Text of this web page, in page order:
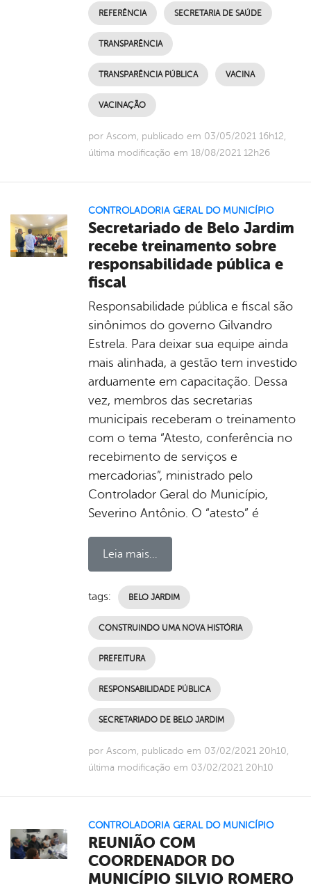
REFERÊNCIA SECRETARIA DE SAÚDE
TRANSPARÊNCIA
TRANSPARÊNCIA PÚBLICA VACINA
VACINAÇÃO
por Ascom, publicado em 03/05/2021 16h12,
última modificação em 18/08/2021 12h26
CONTROLADORIA GERAL DO MUNICÍPIO
Secretariado de Belo Jardim
recebe treinamento sobre
responsabilidade pública e
fiscal
Responsabilidade pública e fiscal são
sinônimos do governo Gilvandro
Estrela. Para deixar sua equipe ainda
mais alinhada, a gestão tem investido
arduamente em capacitação. Dessa
vez, membros das secretarias
municipais receberam o treinamento
com o tema “Atesto, conferência no
recebimento de serviços e
mercadorias”, ministrado pelo
Controlador Geral do Município,
Severino Antônio. O “atesto” é
Leia mais...
tags: BELO JARDIM
CONSTRUINDO UMA NOVA HISTÓRIA
PREFEITURA
RESPONSABILIDADE PÚBLICA
SECRETARIADO DE BELO JARDIM
por Ascom, publicado em 03/02/2021 20h10,
última modificação em 03/02/2021 20h10
CONTROLADORIA GERAL DO MUNICÍPIO
REUNIÃO COM
COORDENADOR DO
MUNICÍPIO SILVIO ROMERO